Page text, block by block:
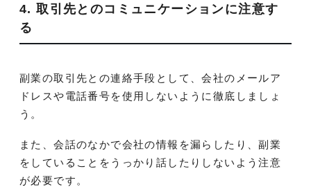
4. 取引先とのコミュニケーションに注意す
る
副業の取引先との連絡手段として、会社のメールア
ドレスや電話番号を使用しないように徹底しましょ
う。
また、会話のなかで会社の情報を漏らしたり、副業
をしていることをうっかり話したりしないよう注意
が必要です。